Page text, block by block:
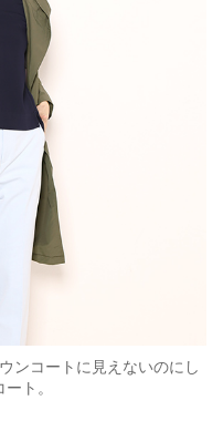
ンコートに見えないのにし
ト。